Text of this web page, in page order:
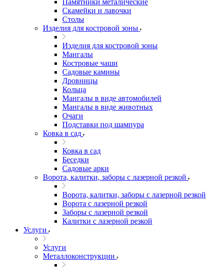
Памятники металические
Скамейки и лавочки
Столы
Изделия для костровой зоны
Изделия для костровой зоны
Мангалы
Костровые чаши
Садовые камины
Дровницы
Кольца
Мангалы в виде автомобилей
Мангалы в виде животных
Очаги
Подставки под шампура
Ковка в сад
Ковка в сад
Беседки
Садовые арки
Ворота, калитки, заборы с лазерной резкой
Ворота, калитки, заборы с лазерной резкой
Ворота с лазерной резкой
Заборы с лазерной резкой
Калитки с лазерной резкой
Услуги
Услуги
Металлоконструкции